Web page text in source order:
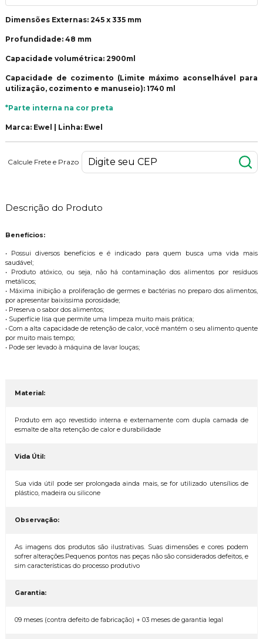
Dimensões Externas: 245 x 335 mm
Profundidade: 48 mm
Capacidade volumétrica: 2900ml
Capacidade de cozimento (Limite máximo aconselhável para
utilização, cozimento e manuseio): 1740 ml
*Parte interna na cor preta
Marca: Ewel | Linha: Ewel
Calcule Frete e Prazo
Descrição do Produto
Benefícios:
• Possui diversos benefícios e é indicado para quem busca uma vida mais
saudável;
• Produto atóxico, ou seja, não há contaminação dos alimentos por resíduos
metálicos;
• Máxima inibição a proliferação de germes e bactérias no preparo dos alimentos,
por apresentar baixíssima porosidade;
• Preserva o sabor dos alimentos;
• Superfície lisa que permite uma limpeza muito mais prática;
• Com a alta capacidade de retenção de calor, você mantém o seu alimento quente
por muito mais tempo;
• Pode ser levado à máquina de lavar louças;
Material:
Produto em aço revestido interna e externamente com dupla camada de
esmalte de alta retenção de calor e durabilidade
Vida Útil:
Sua vida útil pode ser prolongada ainda mais, se for utilizado utensílios de
plástico, madeira ou silicone
Observação:
As imagens dos produtos são ilustrativas. Suas dimensões e cores podem
sofrer alterações.Pequenos pontos nas peças não são considerados defeitos, e
sim características do processo produtivo
Garantia:
09 meses (contra defeito de fabricação) + 03 meses de garantia legal